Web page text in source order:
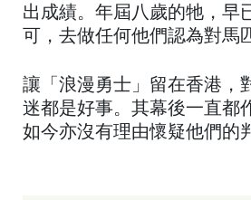
出成績。年屆八歲的牠，早
可，去做任何他們認為對馬
讓「浪漫勇士」留在香港，
迷都是好事。其幕後一直都
如今亦沒有理由懷疑他們的